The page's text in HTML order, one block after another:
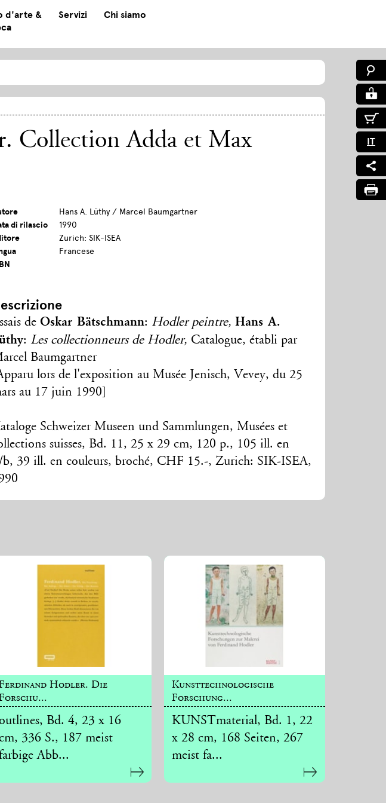
d'arte &
Servizi Chi siamo
IT
Collection Adda et Max
Hans A. Lüthy / Marcel Baumgartner
di rilascio
1990
Zurich: SIK-ISEA
Francese
de Oskar Bätschmann: Hodler peintre, Hans A.
: Les collectionneurs de Hodler, Catalogue, établi par
Baumgartner
lors de l'exposition au Musée Jenisch, Vevey, du 25
au 17 juin 1990]
Schweizer Museen und Sammlungen, Musées et
suisses, Bd. 11, 25 x 29 cm, 120 p., 105 ill. en
b, 39 ill. en couleurs, broché, CHF 15.-, Zurich: SIK-ISEA,
Hodler. Die
Bd. 4, 23 x 16
336 S., 187 meist
Abb...
Kunsttechnologische
Forschung...
KUNSTmaterial, Bd. 1, 22
x 28 cm, 168 Seiten, 267
meist fa...